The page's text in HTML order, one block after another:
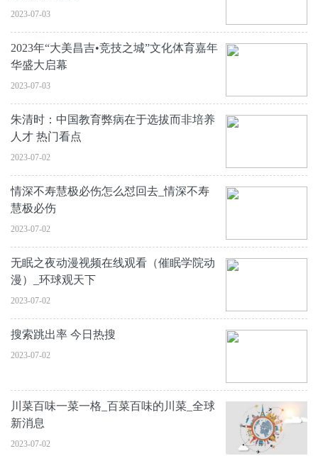
2023-07-03
2023年“大美昌吉•竞技之城”文化体育嘉年
华盛大启幕
2023-07-03
朱清时：中国教育弊病在于选拔而非培养
人才 热门看点
2023-07-02
情深不寿慧极必伤怎么怼回去_情深不寿
慧极必伤
2023-07-02
无眠之夜动漫视频在线观看（催眠学院动
漫）_环球观天下
2023-07-02
搜索跳出率 今日热搜
2023-07-02
川菜百味一菜一格_百菜百味的川菜_全球
新消息
2023-07-02